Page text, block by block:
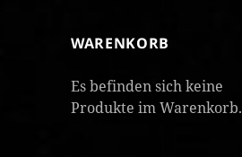
WARENKORB
Es befinden sich keine
Produkte im Warenkorb.